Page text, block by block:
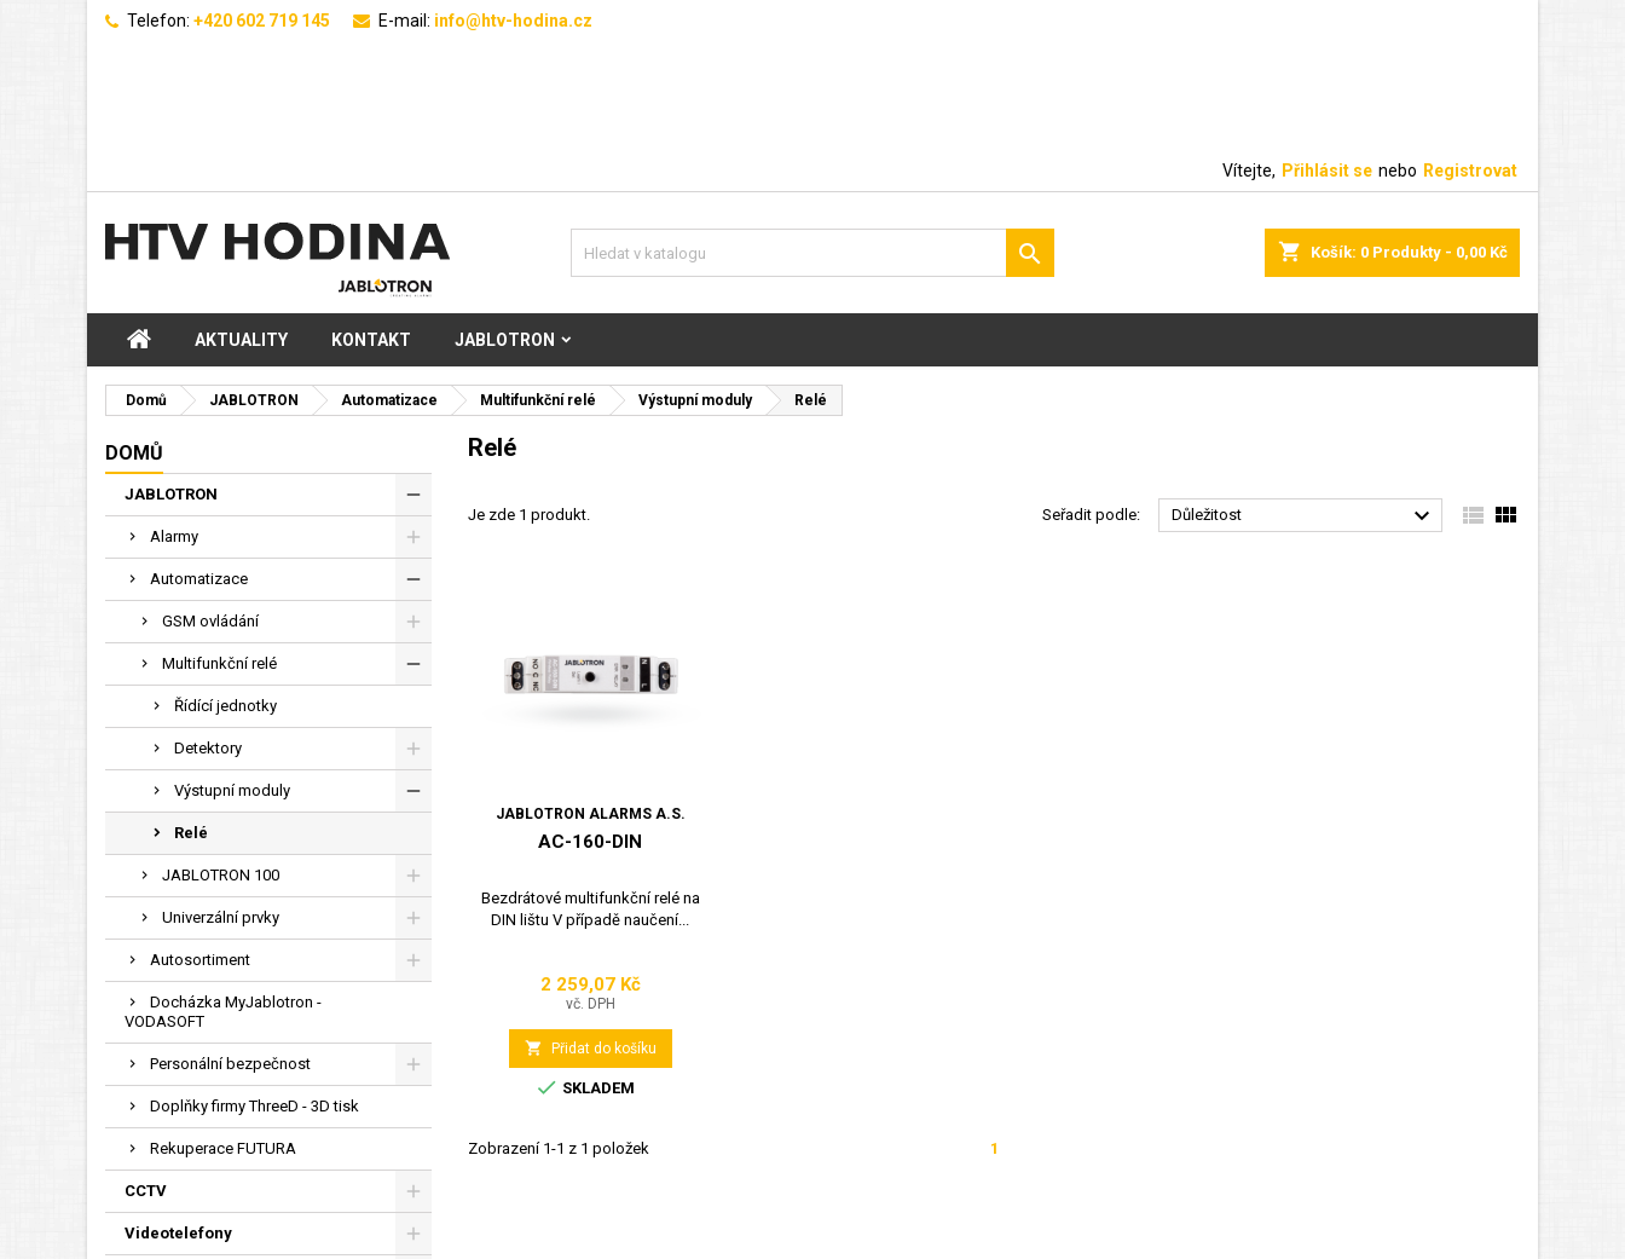
Telefon: +420 602 719 145 E-mail: info@htv-hodina.cz
Vítejte, Přihlásit se nebo Registrovat
shopping_cart Košík: 0 Produkty - 0,00 Kč

AKTUALITY KONTAKT JABLOTRON
Domů JABLOTRON Automatizace Multifunkční relé Výstupní moduly Relé
DOMŮ
JABLOTRON
Alarmy
Automatizace
GSM ovládání
Multifunkční relé
Řídící jednotky
Detektory
Výstupní moduly
Relé
JABLOTRON 100
Univerzální prvky
Autosortiment
Docházka MyJablotron -
VODASOFT
Personální bezpečnost
Doplňky firmy ThreeD - 3D tisk
Rekuperace FUTURA
CCTV
Videotelefony
Relé
Je zde 1 produkt. Seřadit podle: Důležitost   
JABLOTRON ALARMS A.S.
AC-160-DIN
Bezdrátové multifunkční relé na
DIN lištu V případě naučení...
Cena
2 259,07 Kč
vč. DPH
 Přidat do košíku
 SKLADEM
Zobrazení 1-1 z 1 položek 1